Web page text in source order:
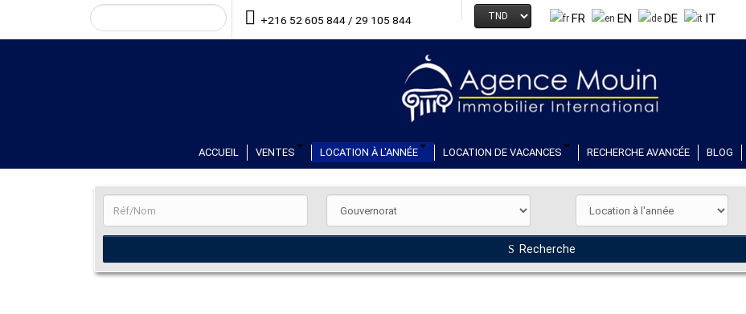
+216 52 605 844 / 29 105 844 FR EN DE IT
ACCUEIL VENTES LOCATION À L'ANNÉE LOCATION DE VACANCES RECHERCHE AVANCÉE BLOG
Recherche